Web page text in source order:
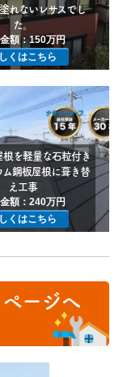
れないレサスでし
た。
額：150万円
くはこちら
根を軽量な石粒付き
ム鋼板屋根に葺き替
え工事
額：240万円
くはこちら
ージへ